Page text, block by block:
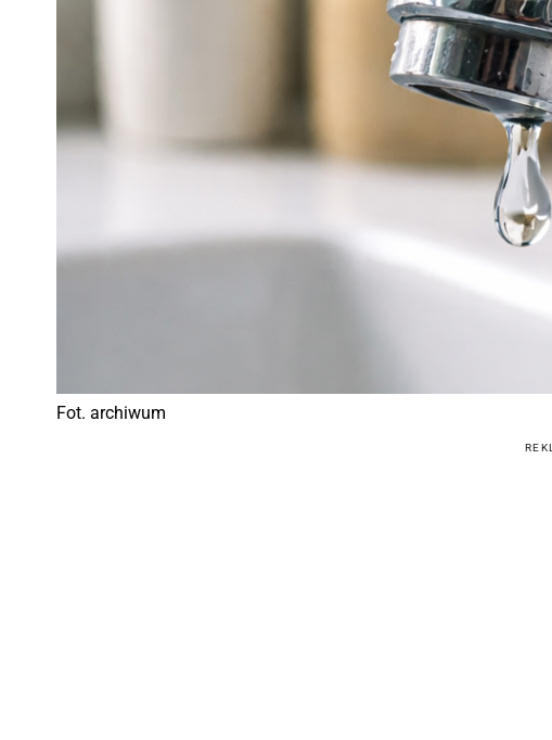
Fot. archiwum